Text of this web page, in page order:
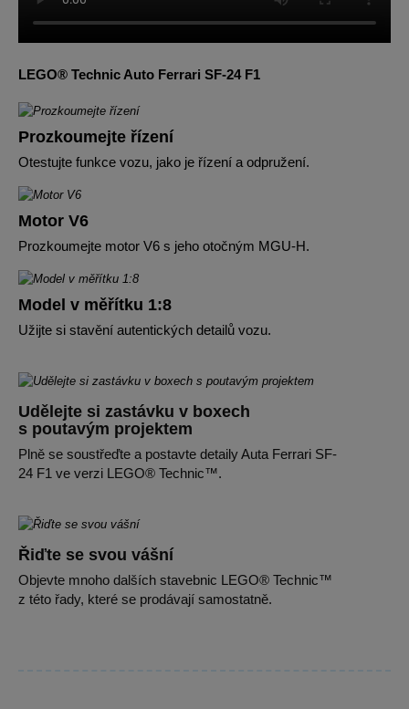
LEGO® Technic Auto Ferrari SF-24 F1
Prozkoumejte řízení
Otestujte funkce vozu, jako je řízení a odpružení.
Motor V6
Prozkoumejte motor V6 s jeho otočným MGU-H.
Model v měřítku 1:8
Užijte si stavění autentických detailů vozu.
Udělejte si zastávku v boxech
s poutavým projektem
Plně se soustřeďte a postavte detaily Auta Ferrari SF-
24 F1 ve verzi LEGO® Technic™.
Řiďte se svou vášní
Objevte mnoho dalších stavebnic LEGO® Technic™
z této řady, které se prodávají samostatně.